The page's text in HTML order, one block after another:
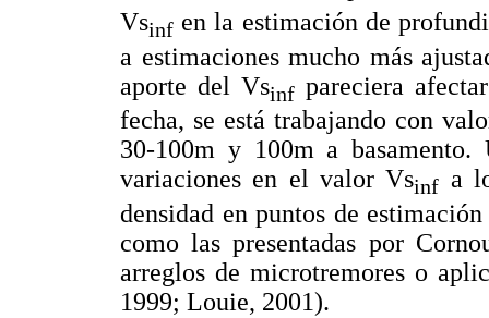
Vsinf en la estimación de
a estimaciones mucho más
aporte del Vsinfpareciera
fecha, se está trabajando con
30-100m y 100m a
variaciones en el valor Vsinf a
densidad en puntos de
como las presentadas por
arreglos de microtremores o
1999; Louie, 2001).